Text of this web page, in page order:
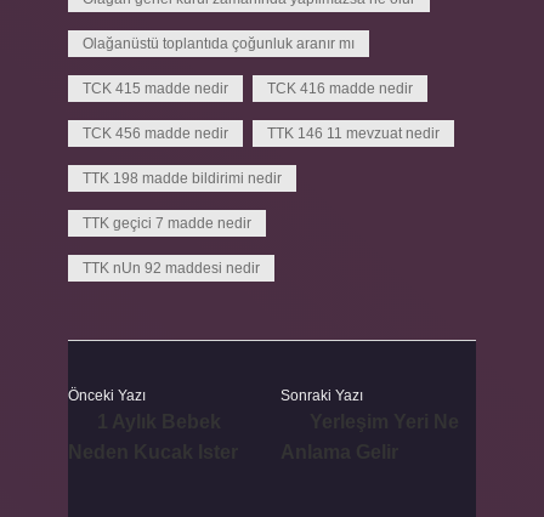
Olağanüstü toplantıda çoğunluk aranır mı
TCK 415 madde nedir TCK 416 madde nedir
TCK 456 madde nedir TTK 146 11 mevzuat nedir
TTK 198 madde bildirimi nedir
TTK geçici 7 madde nedir
TTK nUn 92 maddesi nedir
Önceki Yazı Sonraki Yazı